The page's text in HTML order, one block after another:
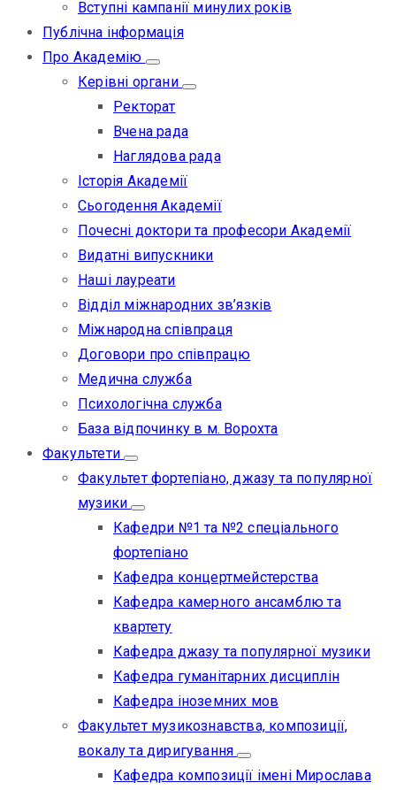
Вступні кампанії минулих років
Публічна інформація
Про Академію
Керівні органи
Ректорат
Вчена рада
Наглядова рада
Історія Академії
Сьогодення Академії
Почесні доктори та професори Академії
Видатні випускники
Наші лауреати
Відділ міжнародних зв’язків
Міжнародна співпраця
Договори про співпрацю
Медична служба
Психологічна служба
База відпочинку в м. Ворохта
Факультети
Факультет фортепіано, джазу та популярної
музики
Кафедри №1 та №2 спеціального
фортепіано
Кафедра концертмейстерства
Кафедра камерного ансамблю та
квартету
Кафедра джазу та популярної музики
Кафедра гуманітарних дисциплін
Кафедра іноземних мов
Факультет музикознавства, композиції,
вокалу та диригування
Кафедра композиції імені Мирослава